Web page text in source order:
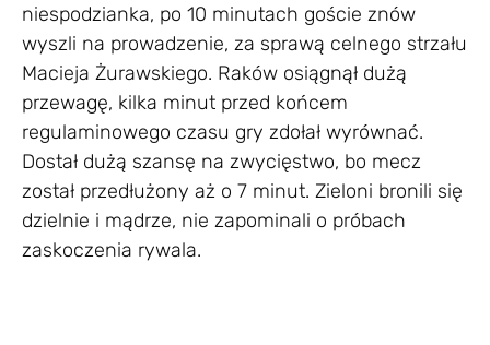
niespodzianka, po 10 minutach goście znów
wyszli na prowadzenie, za sprawą celnego strzału
Macieja Żurawskiego. Raków osiągnął dużą
przewagę, kilka minut przed końcem
regulaminowego czasu gry zdołał wyrównać.
Dostał dużą szansę na zwycięstwo, bo mecz
został przedłużony aż o 7 minut. Zieloni bronili się
dzielnie i mądrze, nie zapominali o próbach
zaskoczenia rywala.